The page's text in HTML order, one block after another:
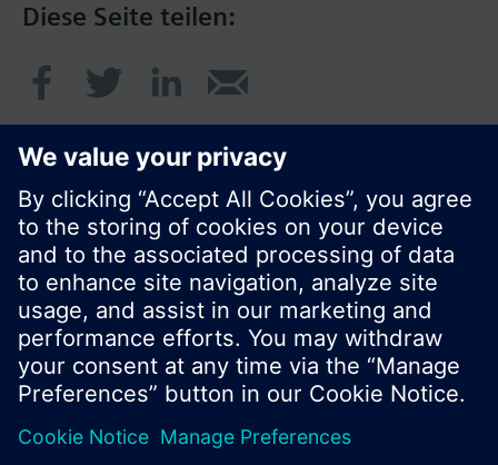
Diese Seite teilen:
© Siemens Schweiz AG 2020
Preise: unverbindliche Preisempfehlung ohne
MWSt in EUR